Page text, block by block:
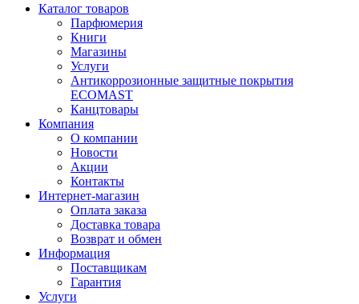
Каталог товаров
Парфюмерия
Книги
Магазины
Услуги
Антикоррозионные защитные покрытия
ECOMAST
Канцтовары
Компания
О компании
Новости
Акции
Контакты
Интернет-магазин
Оплата заказа
Доставка товара
Возврат и обмен
Информация
Поставщикам
Гарантия
Услуги